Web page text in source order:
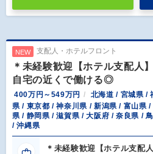
NEW 支配人・ホテルフロント
＊未経験歓迎【ホテル支配人
自宅の近くで働ける◎
400万円～549万円
北海道 / 宮城県 /
県 / 東京都 / 神奈川県 / 新潟県 / 富山県
県 / 静岡県 / 滋賀県 / 大阪府 / 奈良県 /
/ 沖縄県
＊未経験歓迎【ホテル支配